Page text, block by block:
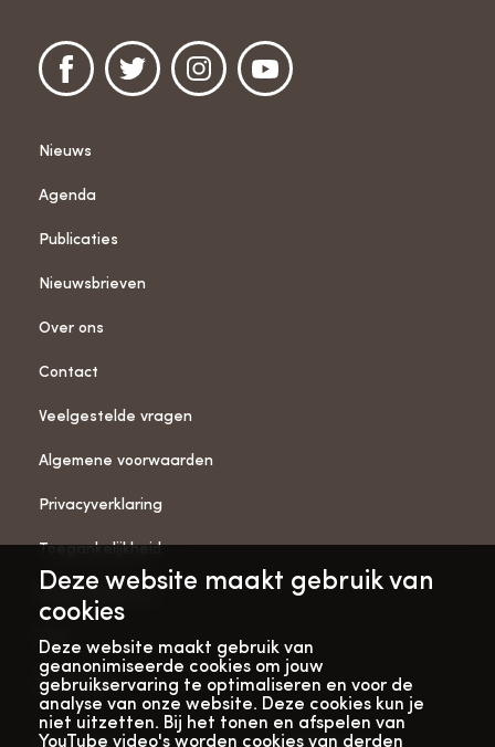
Deze website maakt gebruik van
cookies
Deze website maakt gebruik van
geanonimiseerde cookies om jouw
gebruikservaring te optimaliseren en voor de
analyse van onze website. Deze cookies kun je
niet uitzetten. Bij het tonen en afspelen van
YouTube video's worden cookies van derden
Nieuws
Agenda
Publicaties
Nieuwsbrieven
Over ons
Contact
Veelgestelde vragen
Algemene voorwaarden
Privacyverklaring
Toegankelijkheid
ANBI-gegevens
Pers
Vacatures